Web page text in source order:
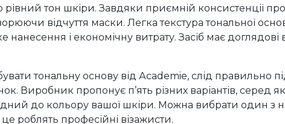
рівний тон шкіри. Завдяки приємній консистенції
відчуття маски. Легка текстура тональної
нанесення і економічну витрату. Засіб має доглядові
тональну основу від Аcademie, слід правильно
Виробник пропонує п’ять різних варіантів, серед
до кольору вашої шкіри. Можна вибрати один з
роблять професійні візажисти.